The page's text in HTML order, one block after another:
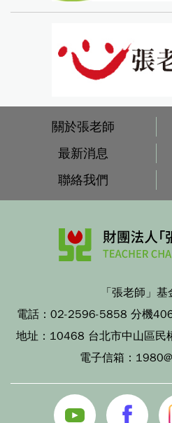
關於張老師
最新消息
聯絡我們
「張老師」
電話： 02-2596-5858 分機
地址： 10468 台北市中山區民
電子信箱：